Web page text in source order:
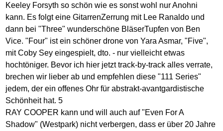
Keeley Forsyth so schön wie es sonst wohl nur Anohni
kann. Es folgt eine GitarrenZerrung mit Lee Ranaldo und
dann bei "Three" wunderschöne BläserTupfen von Ben
Vice. "Four" ist ein schöner drone von Yara Asmar, "Five",
mit Coby Sey eingespielt, dto. - nur vielleicht etwas
hochtöniger. Bevor ich hier jetzt track-by-track alles verrate,
brechen wir lieber ab und empfehlen diese "111 Series"
jedem, der ein offenes Ohr für abstrakt-avantgardistische
Schönheit hat. 5
RAY COOPER kann und will auch auf "Even For A
Shadow" (Westpark) nicht verbergen, dass er über 20 Jahre